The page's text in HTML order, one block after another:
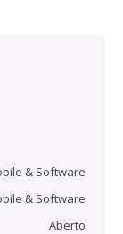
& Software
& Software
Aberto